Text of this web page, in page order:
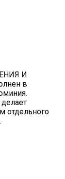
И
в
отдельного